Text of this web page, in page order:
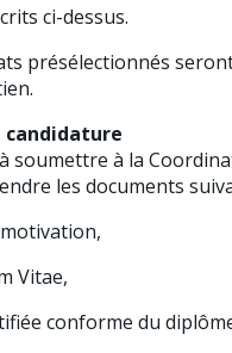
ci-dessus.
présélectionnés
candidature
soumettre à la
les documents
Vitae,
conforme du